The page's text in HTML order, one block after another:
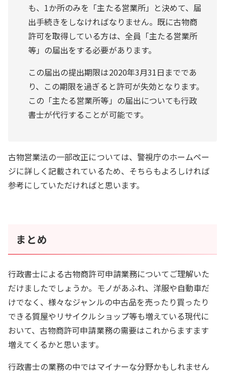
も、1か所のみを「主たる営業所」と決めて、届
出手続きをしなければなりません。既に古物商
許可を取得している方は、全員「主たる営業所
等」の届出をする必要があります。
この届出の提出期限は2020年3月31日までであ
り、この期限を過ぎると許可が失効となります。
この「主たる営業所等」の届出についても行政
書士が代行することが可能です。
古物営業法の一部改正については、警視庁のホームペー
ジに詳しく記載されているため、そちらもよろしければ
参考にしていただければと思います。
まとめ
行政書士による古物商許可申請業務についてご理解いた
だけましたでしょうか。モノがあふれ、洋服や自動車だ
けでなく、様々なジャンルの中古品を売ったり買ったり
できる質屋やリサイクルショップ等も増えている現代に
おいて、古物商許可申請業務の需要はこれからますます
増えてくるかと思います。
行政書士の業務の中ではマイナーな分野かもしれません